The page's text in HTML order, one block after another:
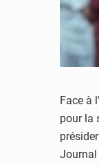
Face à
pour la
Journal